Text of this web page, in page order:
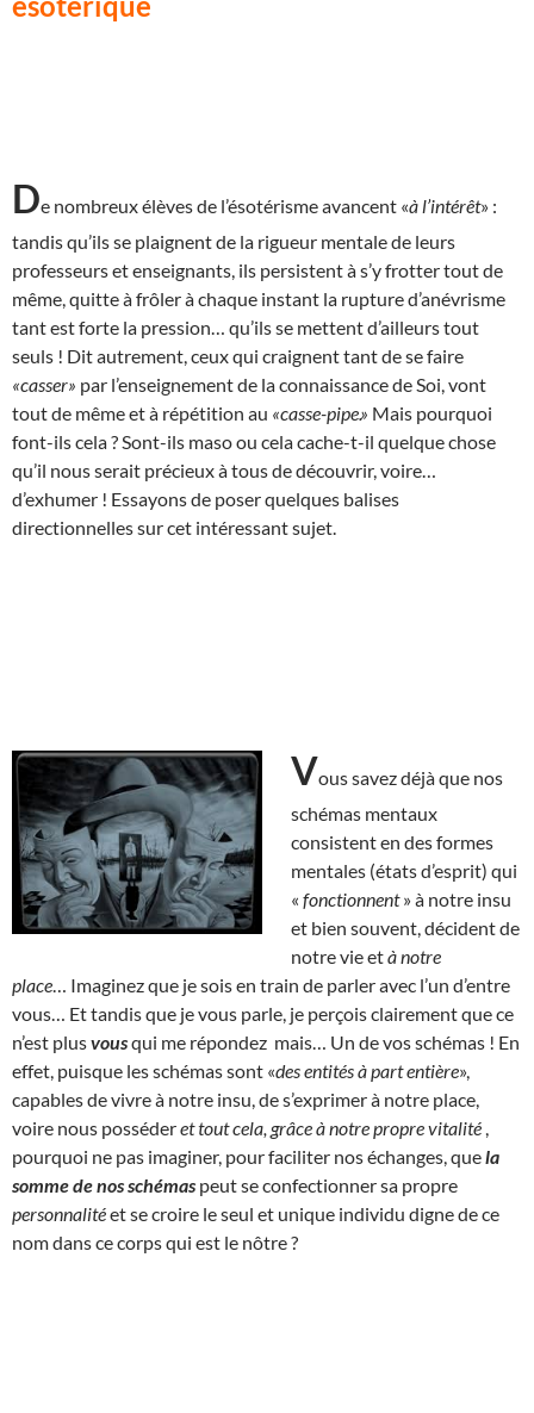
De nombreux élèves de l’ésotérisme avancent «à l’intérêt» :
tandis qu’ils se plaignent de la rigueur mentale de leurs
professeurs et enseignants, ils persistent à s’y frotter tout de
même, quitte à frôler à chaque instant la rupture d’anévrisme
tant est forte la pression… qu’ils se mettent d’ailleurs tout
seuls ! Dit autrement, ceux qui craignent tant de se faire
«casser» par l’enseignement de la connaissance de Soi, vont
tout de même et à répétition au «casse-pipe.» Mais pourquoi
font-ils cela ? Sont-ils maso ou cela cache-t-il quelque chose
qu’il nous serait précieux à tous de découvrir, voire…
d’exhumer ! Essayons de poser quelques balises
directionnelles sur cet intéressant sujet.
Vous savez déjà que nos
schémas mentaux
consistent en des formes
mentales (états d’esprit) qui
« fonctionnent» à notre insu
et bien souvent, décident de
notre vie età notre
place … Imaginez que je sois en train de parler avec l’un d’entre
vous… Et tandis que je vous parle, je perçois clairement que ce
n’est plusvousqui me répondez mais… Un de vos schémas ! En
effet, puisque les schémas sont «des entités à part entière»,
capables de vivre à notre insu, de s’exprimer à notre place,
voire nous posséderet tout cela, grâce à notre propre vitalité
pourquoi ne pas imaginer, pour faciliter nos échanges, quela
somme de nos schémas peut se confectionner sa propre
personnalitéet se croire le seul et unique individu digne de ce
nom dans ce corps qui est le nôtre ?